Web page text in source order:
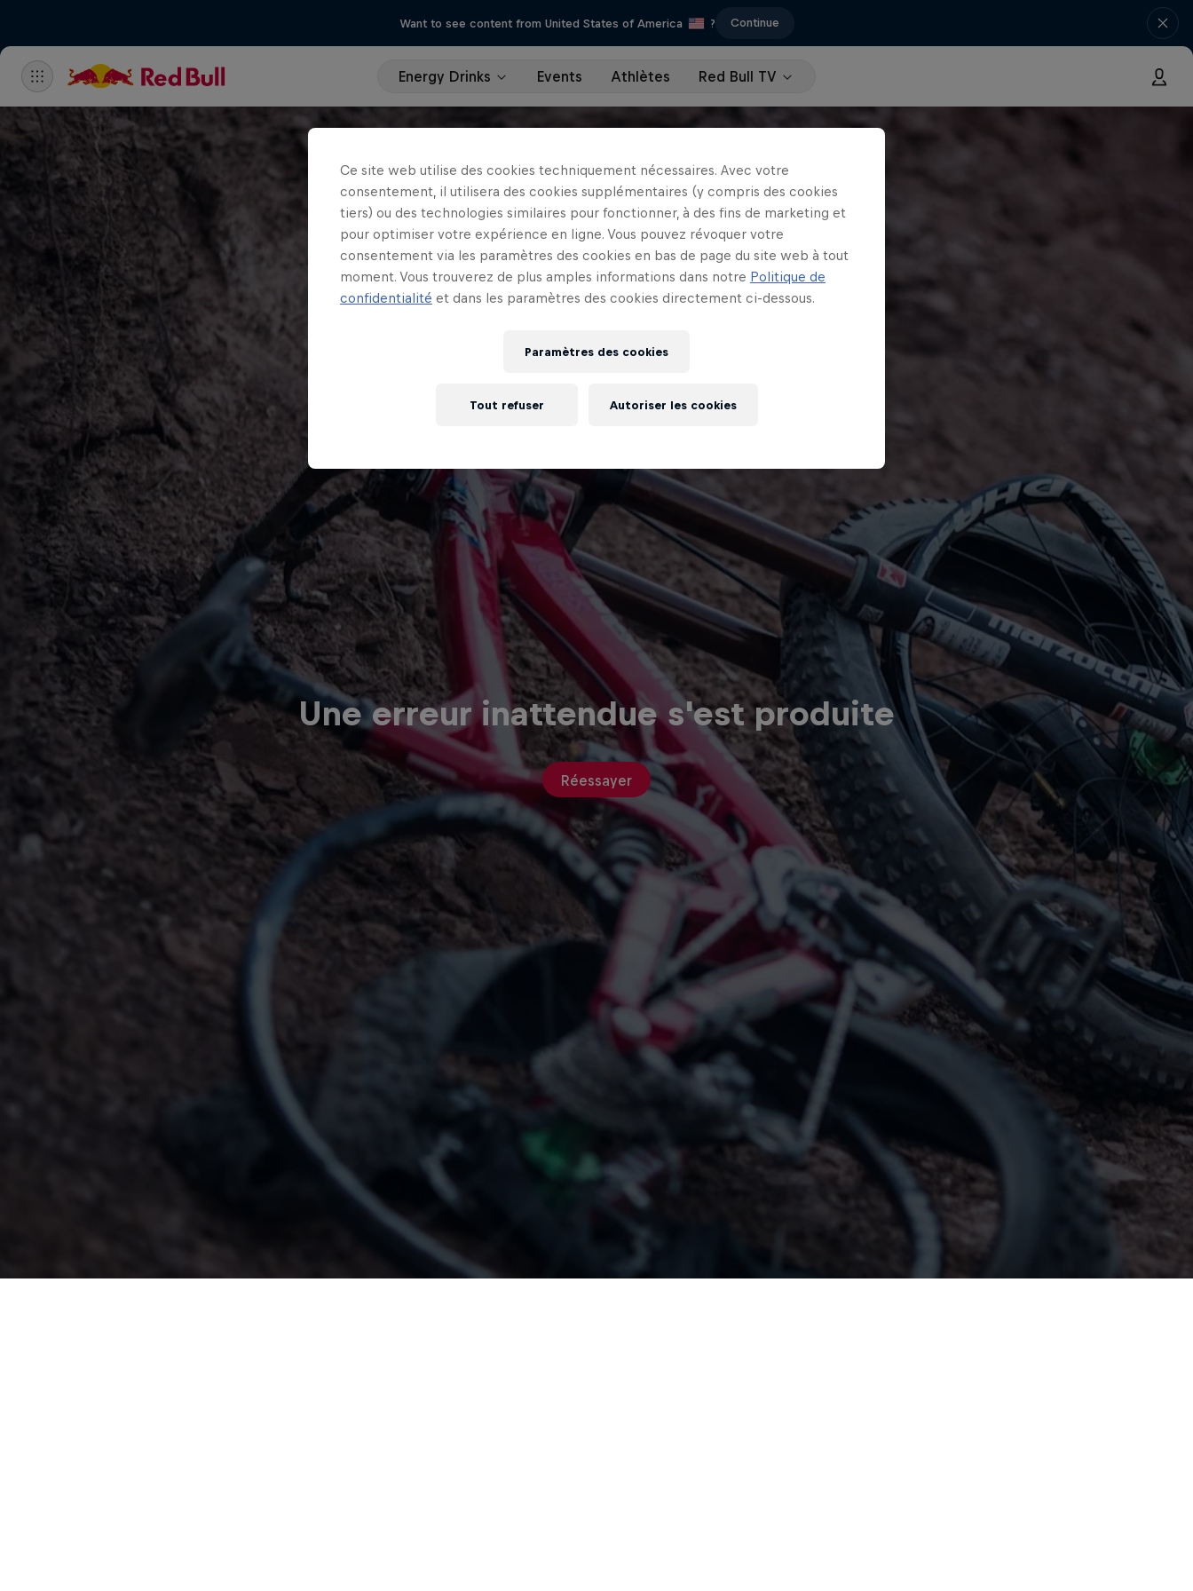
Want to see content from United States of America ? Continue
Energy Drinks Events Athlètes Red Bull TV
Une erreur inattendue s'est produite
Réessayer
Ce site web utilise des cookies techniquement nécessaires. Avec votre
consentement, il utilisera des cookies supplémentaires (y compris des cookies
tiers) ou des technologies similaires pour fonctionner, à des fins de marketing et
pour optimiser votre expérience en ligne. Vous pouvez révoquer votre
consentement via les paramètres des cookies en bas de page du site web à tout
moment. Vous trouverez de plus amples informations dans notre Politique de
confidentialité et dans les paramètres des cookies directement ci-dessous.
Paramètres des cookies
Tout refuser Autoriser les cookies